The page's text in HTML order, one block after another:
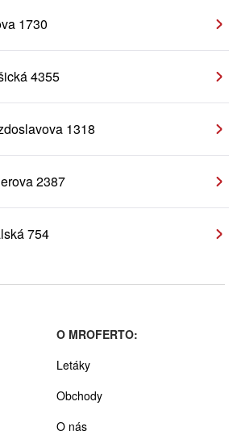
1730
4355
1318
2387
754
O MROFERTO:
Letáky
Obchody
O nás